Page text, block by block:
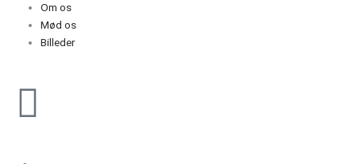
Om os
Mød os
Billeder